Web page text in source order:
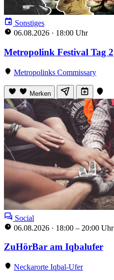
Sonstiges
06.08.2026 · 18:00 Uhr
Metropolink Festival Tag 2
Metropolinks Commissary
Merken
Social
06.08.2026 · 18:00 – 20:00 Uhr
ZuHörBar am Iqbalufer
Neckarorte Iqbal-Ufer